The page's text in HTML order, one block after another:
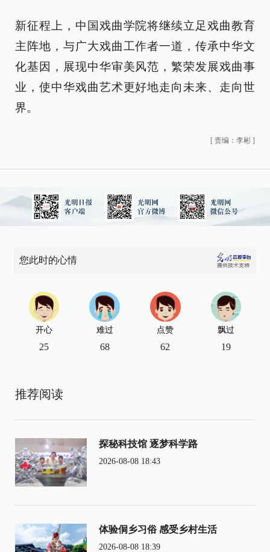
新征程上，中国戏曲学院将继续立足戏曲教育
主阵地，与广大戏曲工作者一道，传承中华文
化基因，展现中华审美风范，繁荣发展戏曲事
业，使中华戏曲艺术更好地走向未来、走向世
界。
[ 责编：李彬 ]
您此时的心情
开心
25
难过
68
点赞
62
飘过
19
推荐阅读
探秘科技馆 逐梦科学路
2026-08-08 18:43
体验侗乡习俗 感受乡村生活
2026-08-08 18:39